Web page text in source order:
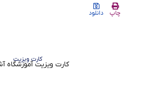
چاپ دانلود
کارت ویزیت
کارت ویزیت آموزشگاه